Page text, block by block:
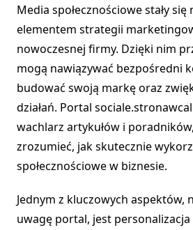
Media społecznościowe stały się
elementem strategii
nowoczesnej firmy. Dzięki nim
mogą nawiązywać bezpośredni
budować swoją markę oraz
działań. Portal
wachlarz artykułów i
zrozumieć, jak skutecznie
społecznościowe w biznesie.
Jednym z kluczowych aspektów,
uwagę portal, jest